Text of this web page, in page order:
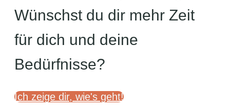
Wünschst du dir mehr Zeit
für dich und deine
Bedürfnisse?
Ich zeige dir, wie's geht!